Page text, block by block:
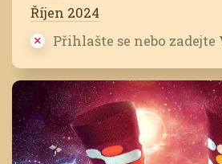
Říjen 2024
Přihlašte se nebo zadejte